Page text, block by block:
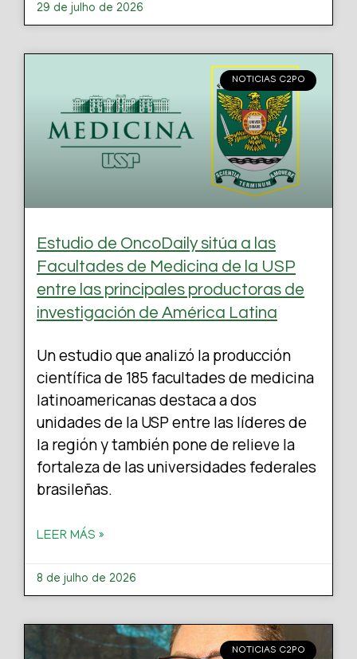
29 de julho de 2026
NOTICIAS C2PO
Estudio de OncoDaily sitúa a las
Facultades de Medicina de la USP
entre las principales productoras de
investigación de América Latina
Un estudio que analizó la producción
científica de 185 facultades de medicina
latinoamericanas destaca a dos
unidades de la USP entre las líderes de
la región y también pone de relieve la
fortaleza de las universidades federales
brasileñas.
LEER MÁS »
8 de julho de 2026
NOTICIAS C2PO